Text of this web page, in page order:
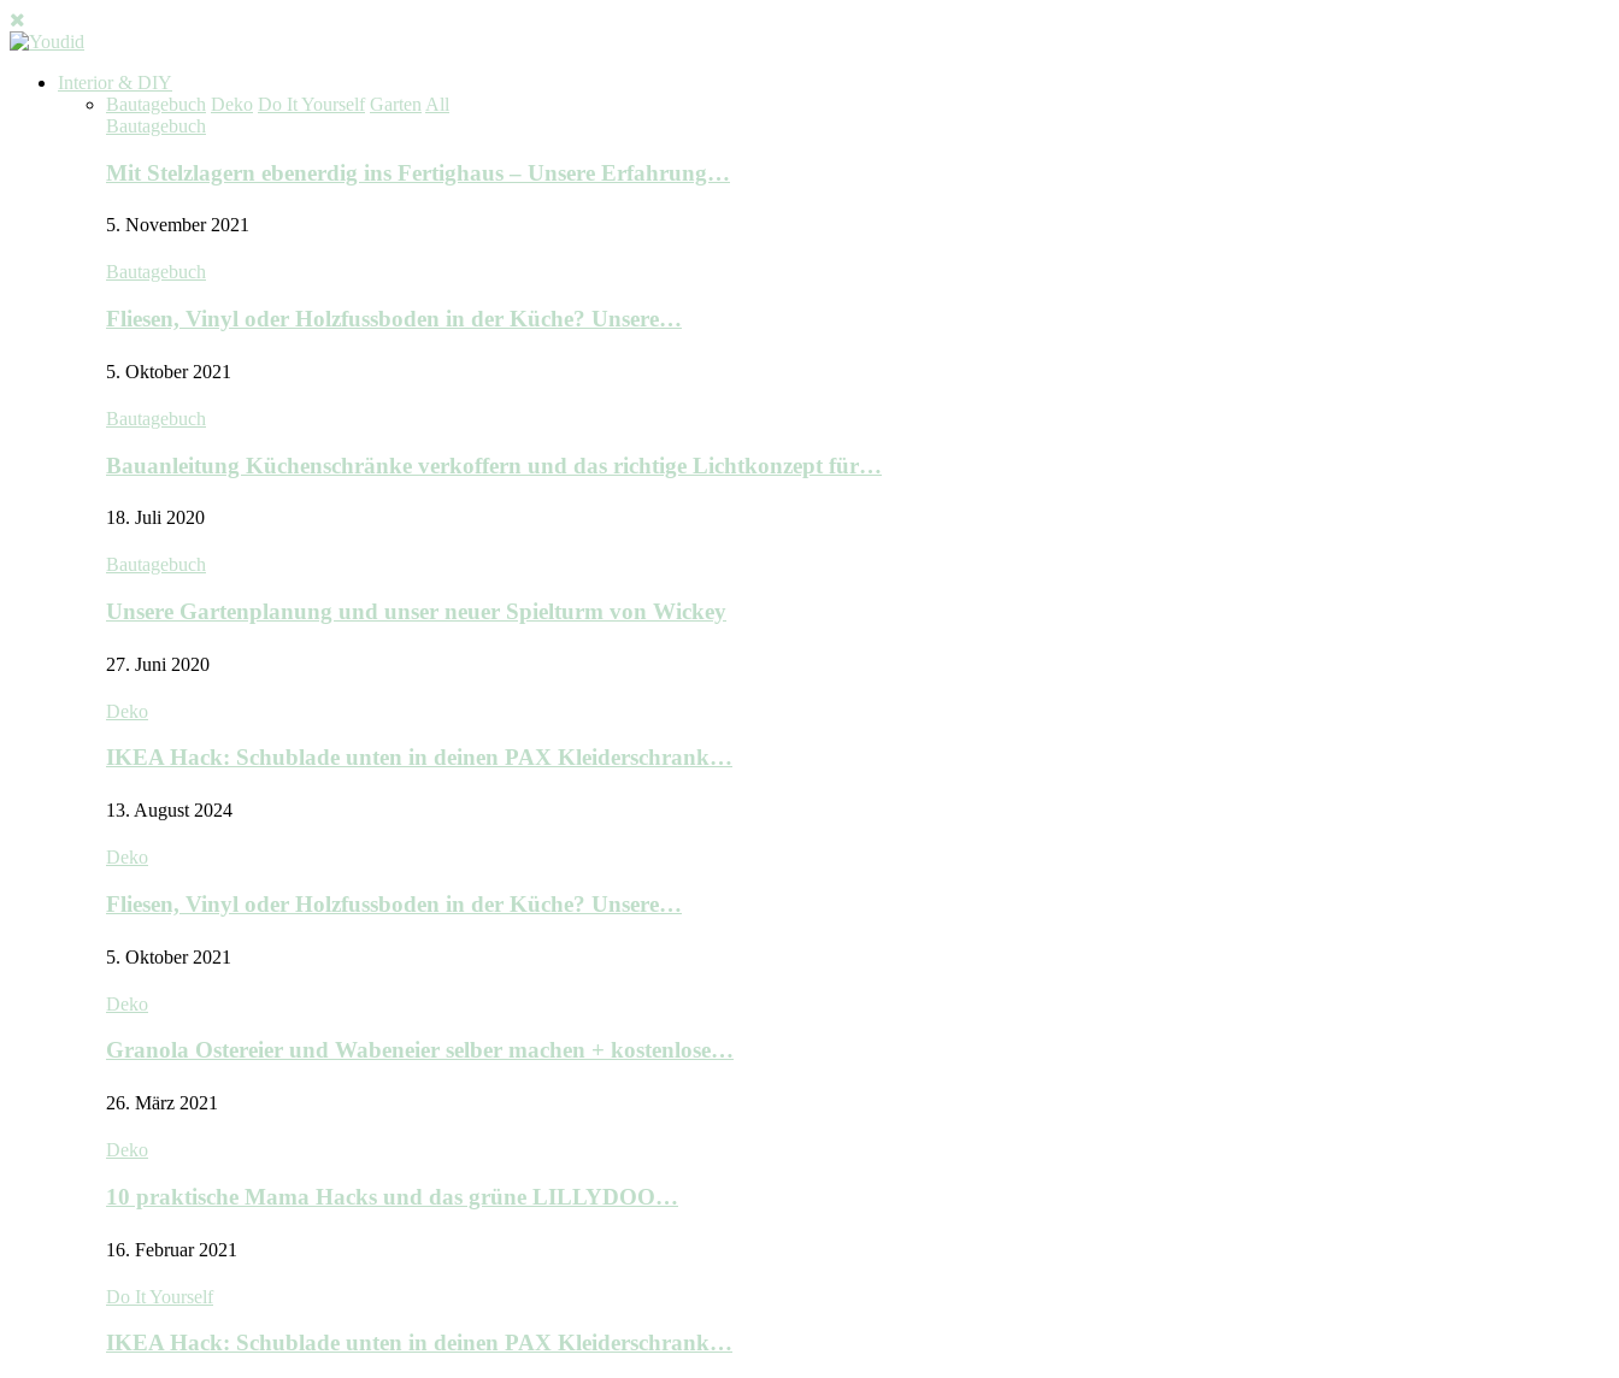
Interior & DIY
Bautagebuch Deko Do It Yourself Garten All
Bautagebuch
Mit Stelzlagern ebenerdig ins Fertighaus – Unsere Erfahrung…
5. November 2021
Bautagebuch
Fliesen, Vinyl oder Holzfussboden in der Küche? Unsere…
5. Oktober 2021
Bautagebuch
Bauanleitung Küchenschränke verkoffern und das richtige Lichtkonzept für…
18. Juli 2020
Bautagebuch
Unsere Gartenplanung und unser neuer Spielturm von Wickey
27. Juni 2020
Deko
IKEA Hack: Schublade unten in deinen PAX Kleiderschrank…
13. August 2024
Deko
Fliesen, Vinyl oder Holzfussboden in der Küche? Unsere…
5. Oktober 2021
Deko
Granola Ostereier und Wabeneier selber machen + kostenlose…
26. März 2021
Deko
10 praktische Mama Hacks und das grüne LILLYDOO…
16. Februar 2021
Do It Yourself
IKEA Hack: Schublade unten in deinen PAX Kleiderschrank…